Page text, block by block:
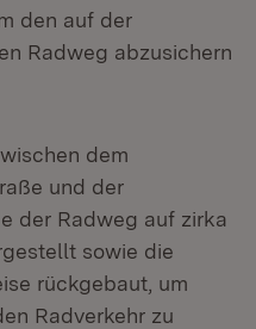
den auf der
Radweg abzusichern
dem
und der
der Radweg auf zirka
sowie die
rückgebaut, um
Radverkehr zu